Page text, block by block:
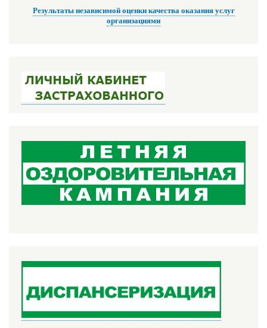
Результаты независимой оценки качества оказания услуг
организациями